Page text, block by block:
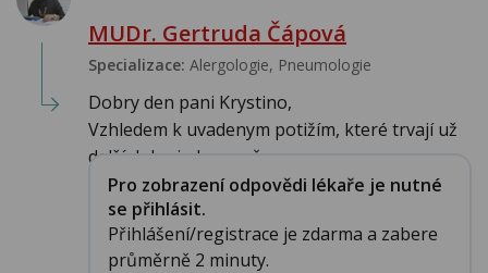
MUDr. Gertruda Čápová
Specializace: Alergologie‎, Pneumologie‎
Dobry den pani Krystino,
Vzhledem k uvadenym potižím, které trvají už
delší dobu jednoznačn...
Pro zobrazení odpovědi lékaře je nutné
se přihlásit.
Přihlášení/registrace je zdarma a zabere
průměrně 2 minuty.